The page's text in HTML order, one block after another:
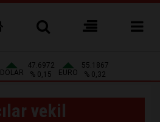
DOLAR
47.6972
% 0,15
EURO
55.1867
% 0,32
vekil